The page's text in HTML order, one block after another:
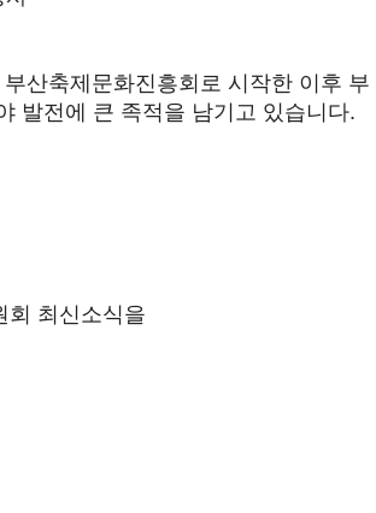
산축제문화진흥회로 시작한 이후 부
발전에 큰 족적을 남기고 있습니다.
회 최신소식을